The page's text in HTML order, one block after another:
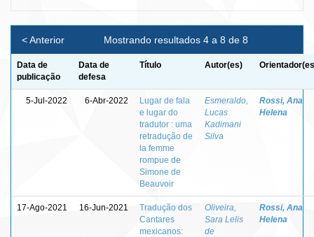
Mostrando resultados 4 a 8 de 8
< Anterior
Data de
publicação
Data de
defesa
Título Autor(es)
5-Jul-2022 6-Abr-2022
Lugar de fala
e lugar do
tradutor : uma
retradução de
la femme
rompue de
Simone de
Beauvoir
Esmeraldo,
Lucas
Kadimani
Silva
Rossi, Ana
Helena
17-Ago-2021 16-Jun-2021
Tradução dos
Cantares
mexicanos:
Oliveira,
Sara Lelis
de
Rossi, Ana
Helena